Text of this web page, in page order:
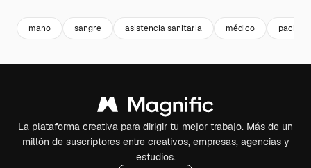
mano sangre asistencia sanitaria médico
La plataforma creativa para dirigir tu mejor trabajo. Más de un
millón de suscriptores entre creativos, empresas, agencias y
estudios.